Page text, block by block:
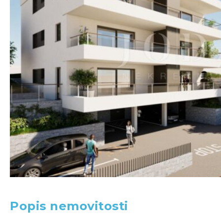
Popis nemovitosti